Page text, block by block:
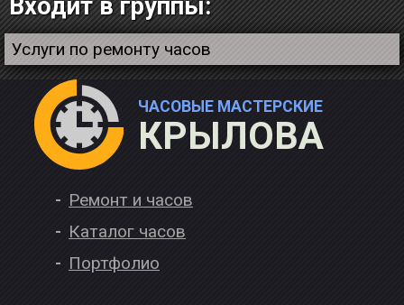
Входит в группы:
Услуги по ремонту часов
ЧАСОВЫЕ МАСТЕРСКИЕ
КРЫЛОВА
Ремонт и часов
Каталог часов
Портфолио